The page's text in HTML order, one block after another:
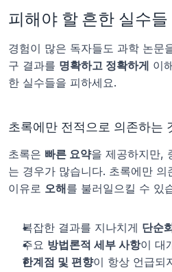
피해야 할 흔한 실수들
경험이 많은 독자들도 과학 논문
구 결과를 명확하고 정확하게 이
한 실수들을 피하세요.
초록에만 전적으로 의존하는
초록은 빠른 요약을 제공하지만,
는 경우가 많습니다. 초록에만
이유로 오해를 불러일으킬 수 있
복잡한 결과를 지나치게 단순
주요 방법론적 세부 사항이 대
한계점 및 편향이 항상 언급되